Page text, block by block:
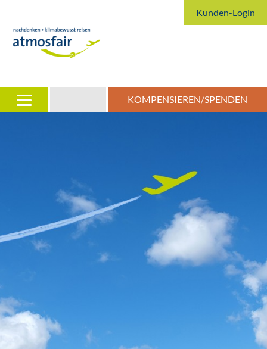
Kunden-Login
KOMPENSIEREN/SPENDEN